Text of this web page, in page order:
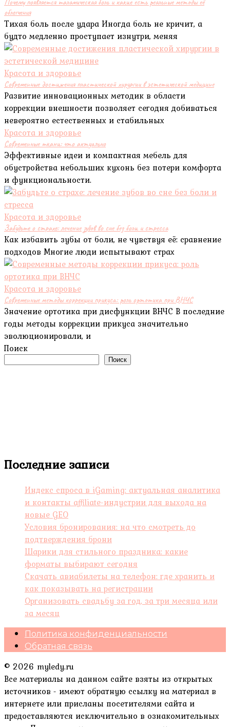
облегчения
Тихая боль после удара Иногда боль не кричит, а
будто медленно проступает изнутри, меняя
Красота и здоровье
Современные достижения пластической хирургии в эстетической медицине
Развитие инновационных методик в области
коррекции внешности позволяет сегодня добиваться
невероятно естественных и стабильных
Красота и здоровье
Современные ткани: что актуально
Эффективные идеи и компактная мебель для
обустройства небольших кухонь без потери комфорта
и функциональности.
Красота и здоровье
Забудьте о страхе: лечение зубов во сне без боли и стресса
Как избавить зубы от боли, не чувствуя её: сравнение
подходов Многие люди испытывают страх
Красота и здоровье
Современные методы коррекции прикуса: роль ортотика при ВНЧС
Значение ортотика при дисфункции ВНЧС В последние
годы методы коррекции прикуса значительно
эволюционировали, и
Поиск
Поиск
Последние записи
Индекс спроса в iGaming: актуальная аналитика
и контакты affiliate-индустрии для выхода на
новые GEO
Условия бронирования: на что смотреть до
подтверждения брони
Шарики для стильного праздника: какие
форматы выбирают сегодня
Скачать авиабилеты на телефон: где хранить и
как показывать на регистрации
Организовать свадьбу за год, за три месяца или
за месяц
Политика конфиденциальности
Обратная связь
© 2026 myledy.ru
Все материалы на данном сайте взяты из открытых
источников - имеют обратную ссылку на материал в
интернете или присланы посетителями сайта и
предоставляются исключительно в ознакомительных